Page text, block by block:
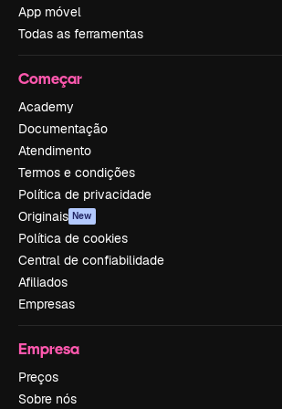
App móvel
Todas as ferramentas
Começar
Academy
Documentação
Atendimento
Termos e condições
Política de privacidade
Originais New
Política de cookies
Central de confiabilidade
Afiliados
Empresas
Empresa
Preços
Sobre nós